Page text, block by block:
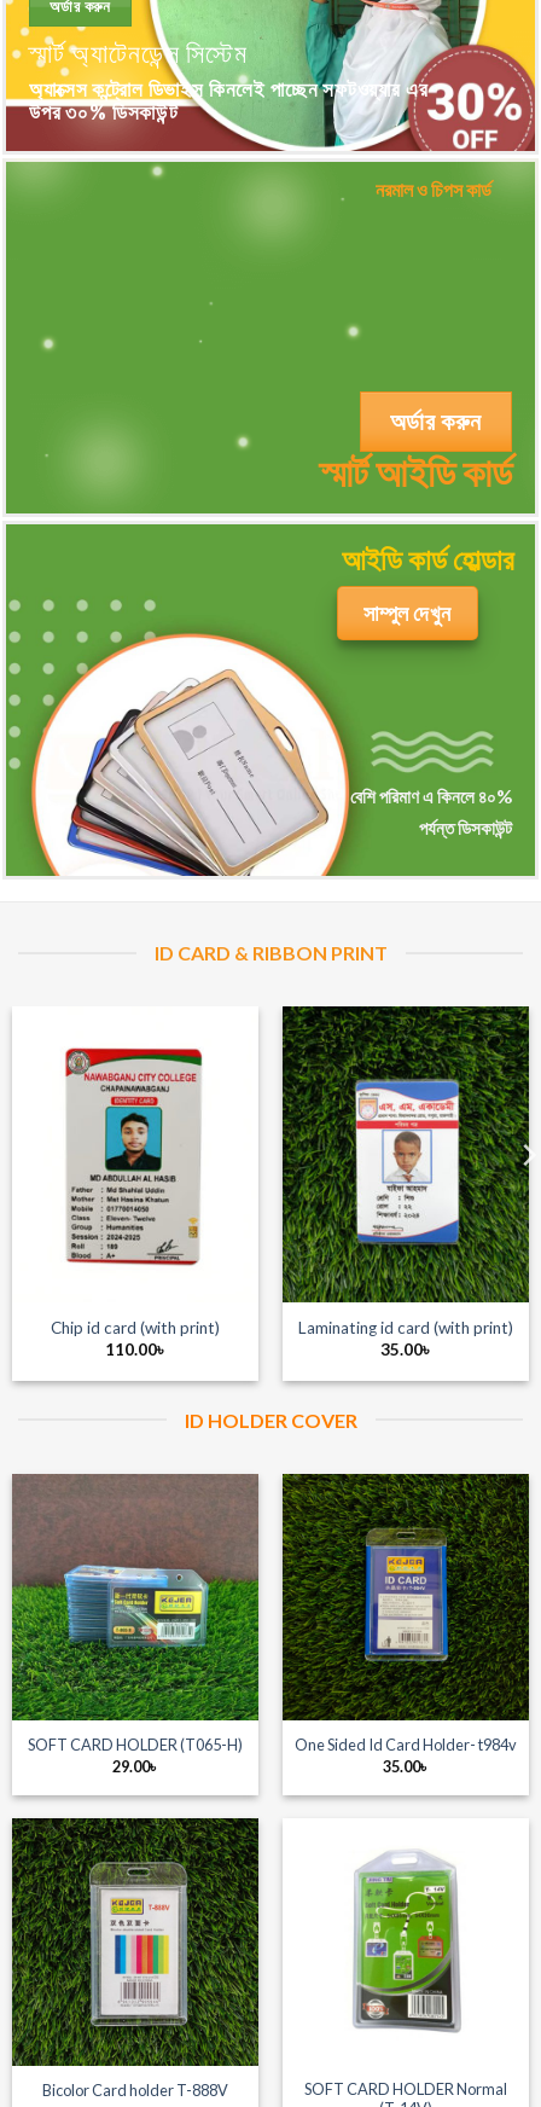
অর্ডার করুন
স্মার্ট অ্যাটেনডেন্স সিস্টেম
অ্যাক্সেস কন্ট্রোল ডিভাইস কিনলেই পাচ্ছেন সফটওয়্যার এর
উপর ৩০% ডিসকাউন্ট
স্মার্ট আইডি কার্ড
অর্ডার করুন
নরমাল ও চিপস কার্ড
আইডি কার্ড হোল্ডার
সাম্পুল দেখুন
বেশি পরিমাণ এ কিনলে ৪০%
পর্যন্ত ডিসকাউন্ট
ID CARD & RIBBON PRINT
Chip id card (with print)
110.00৳
Laminating id card (with print)
35.00৳
ID HOLDER COVER
SOFT CARD HOLDER (T065-H)
29.00৳
One Sided Id Card Holder- t984v
35.00৳
Bicolor Card holder T-888V
SOFT CARD HOLDER Normal